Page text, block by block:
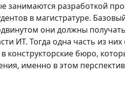
занимаются разработкой
в магистратуре.
они должны
ИТ. Тогда одна часть из
конструкторские бюро,
именно в этом